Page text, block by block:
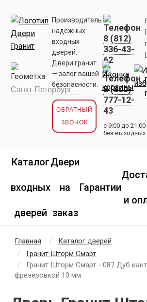
Производитель
надежных
входных
дверей.
Двери гранит
— залог вашей
безопасности.
ОБРАТНЫЙ
ЗВОНОК
8 (812)
336-43-
62
8 (800)
777-12-
43
с 9:00 до 21:00
без выходных
Каталог
входных
дверей
Двери
на
заказ
Гарантии
и
Главная
Каталог дверей
Гранит Шторм Смарт
Гранит Шторм Смарт - 087 Дуб
фрезеровкой 10 мм